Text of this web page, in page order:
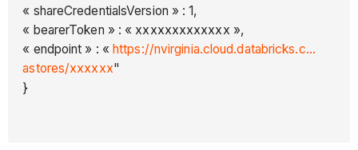
« shareCredentialsVersion » : 1,
« bearerToken » : « xxxxxxxxxxxxx »,
« endpoint » : «https://nvirginia.cloud.databricks.c...
astores/xxxxxx"
}